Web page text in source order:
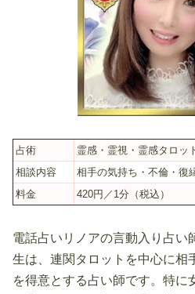
占術
霊感・霊視・霊感タロッ
相談内容
相手の気持ち・不倫・復
料金
420円／1分（税込）
電話占いリノアの言動入り占い
生は、連関タロットを中心に相
を得意とする占い師です。特に